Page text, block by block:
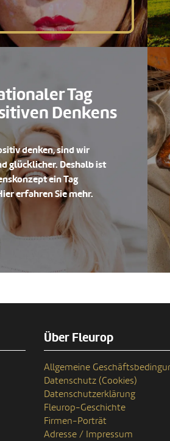
Tag
Denkens
denken, sind wir
glücklicher. Deshalb ist
ein Tag
erfahren Sie mehr.
Über Fleurop
Allgemeine
Datenschutz (Cookies)
Datenschutzerklärung
Fleurop-Geschichte
Firmen-Porträt
Adresse / Impressum